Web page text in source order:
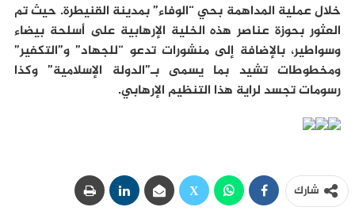
خلال عملية المداهمة بحي “الوفاء” بمدينة القنيطرة. حيث تم
العثور بحوزة عناصر هذه الخلية الإرهابية على أسلحة بيضاء
وسواطير، بالإضافة إلى منشورات تدعو “للجهاد” و”التكفير”
ومخطوطات تشيد بما يسمى بـ”الدولة الإسلامية” وكذا
رسومات تجسد لراية هذا التنظيم الإرهابي.
شارك